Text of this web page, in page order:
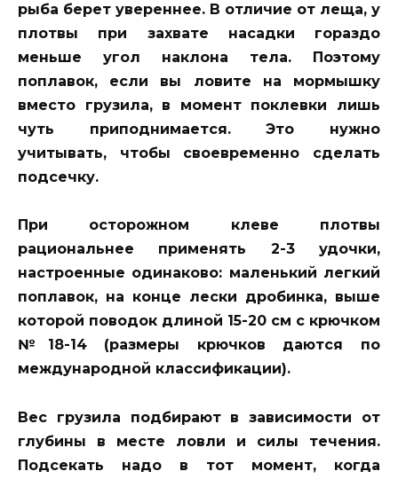
рыба берет увереннее. В отличие от леща, у
плотвы при захвате насадки гораздо
меньше угол наклона тела. Поэтому
поплавок, если вы ловите на мормышку
вместо грузила, в момент поклевки лишь
чуть приподнимается. Это нужно
учитывать, чтобы своевременно сделать
подсечку.
При осторожном клеве плотвы
рациональнее применять 2-3 удочки,
настроенные одинаково: маленький легкий
поплавок, на конце лески дробинка, выше
которой поводок длиной 15-20 см с крючком
№18-14 (размеры крючков даются по
международной классификации).
Вес грузила подбирают в зависимости от
глубины в месте ловли и силы течения.
Подсекать надо в тот момент, когда